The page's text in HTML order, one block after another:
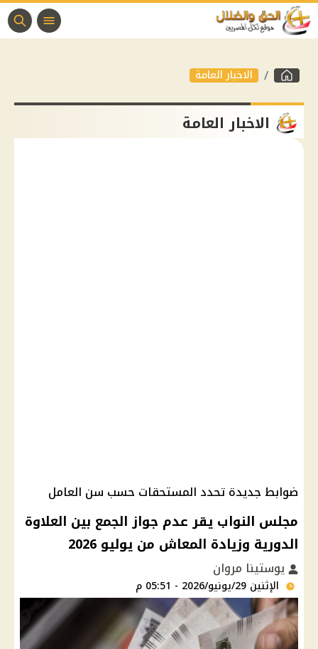
الاخبار العامة
الاخبار العامة
ضوابط جديدة تحدد المستحقات حسب سن العامل
مجلس النواب يقر عدم جواز الجمع بين العلاوة
الدورية وزيادة المعاش من يوليو 2026
يوستينا مروان
الإثنين 29/يونيو/2026 - 05:51 م